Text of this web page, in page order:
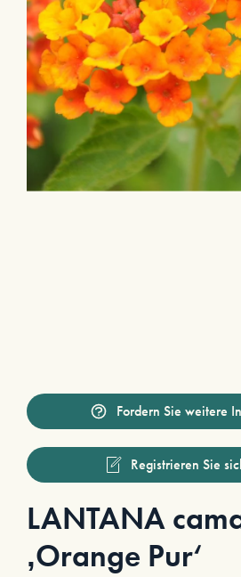
Fordern Sie weitere
Registrieren Sie
LANTANA
‚Orange Pur‘